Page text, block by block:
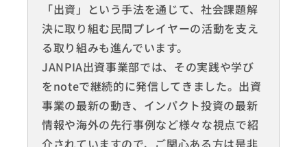
「出資」という手法を通じて、社会課題解
決に取り組む民間プレイヤーの活動を支え
る取り組みも進んでいます。
JANPIA出資事業部では、その実践や学び
をnoteで継続的に発信してきました。出資
事業の最新の動き、インパクト投資の最新
情報や海外の先行事例など様々な視点で紹
介されていますので、ご関心ある方は是非